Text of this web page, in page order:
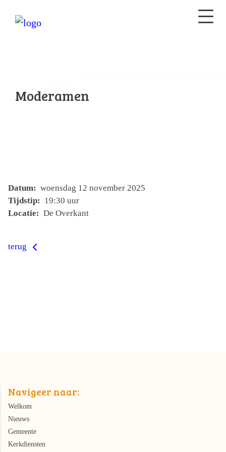
Moderamen
Datum: woensdag 12 november 2025
Tijdstip: 19:30 uur
Locatie: De Overkant
terug
Navigeer naar:
Welkom
Nieuws
Gemeente
Kerkdiensten